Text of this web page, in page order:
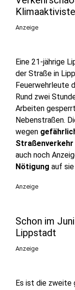
Anzeige
Eine 21-jährige
der Straße in
Feuerwehrleute
Rund zwei
Arbeiten
Nebenstraßen.
wegen
Straßenverkehr
auch noch
Nötigung auf
Anzeige
Schon im
Lippstadt
Anzeige
Es ist die zweite